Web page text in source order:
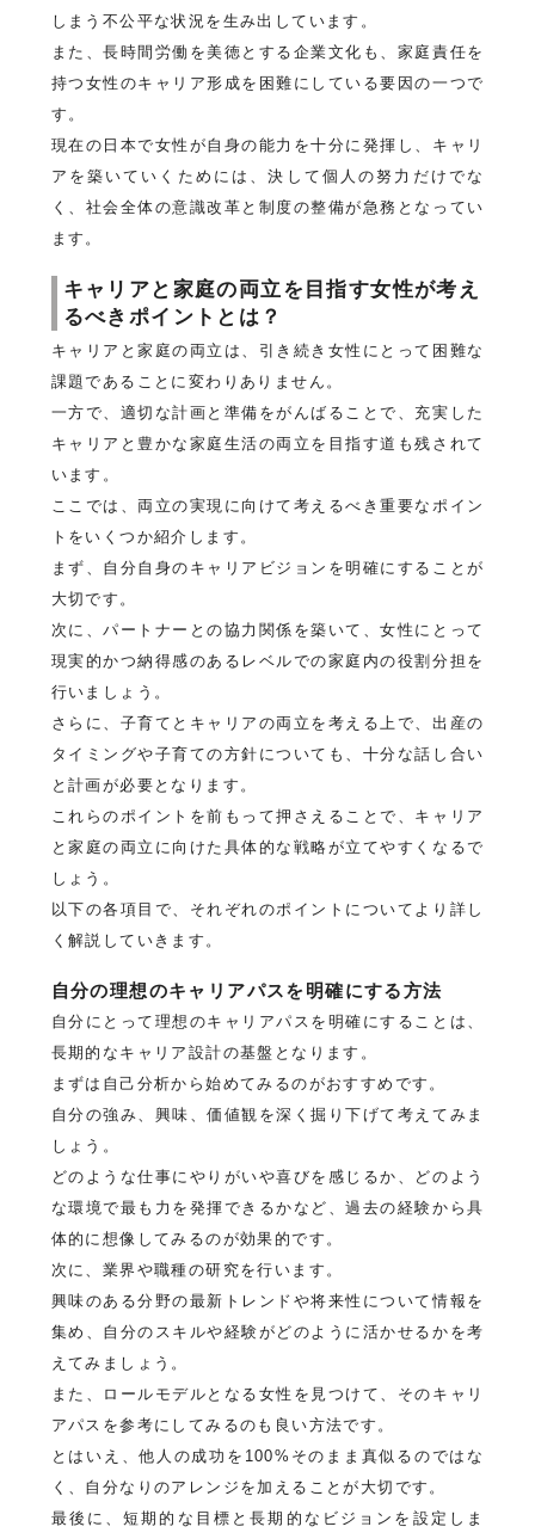
しまう不公平な状況を生み出しています。
また、長時間労働を美徳とする企業文化も、家庭責任を
持つ女性のキャリア形成を困難にしている要因の一つで
す。
現在の日本で女性が自身の能力を十分に発揮し、キャリ
アを築いていくためには、決して個人の努力だけでな
く、社会全体の意識改革と制度の整備が急務となってい
ます。
キャリアと家庭の両立を目指す女性が考え
るべきポイントとは？
キャリアと家庭の両立は、引き続き女性にとって困難な
課題であることに変わりありません。
一方で、適切な計画と準備をがんばることで、充実した
キャリアと豊かな家庭生活の両立を目指す道も残されて
います。
ここでは、両立の実現に向けて考えるべき重要なポイン
トをいくつか紹介します。
まず、自分自身のキャリアビジョンを明確にすることが
大切です。
次に、パートナーとの協力関係を築いて、女性にとって
現実的かつ納得感のあるレベルでの家庭内の役割分担を
行いましょう。
さらに、子育てとキャリアの両立を考える上で、出産の
タイミングや子育ての方針についても、十分な話し合い
と計画が必要となります。
これらのポイントを前もって押さえることで、キャリア
と家庭の両立に向けた具体的な戦略が立てやすくなるで
しょう。
以下の各項目で、それぞれのポイントについてより詳し
く解説していきます。
自分の理想のキャリアパスを明確にする方法
自分にとって理想のキャリアパスを明確にすることは、
長期的なキャリア設計の基盤となります。
まずは自己分析から始めてみるのがおすすめです。
自分の強み、興味、価値観を深く掘り下げて考えてみま
しょう。
どのような仕事にやりがいや喜びを感じるか、どのよう
な環境で最も力を発揮できるかなど、過去の経験から具
体的に想像してみるのが効果的です。
次に、業界や職種の研究を行います。
興味のある分野の最新トレンドや将来性について情報を
集め、自分のスキルや経験がどのように活かせるかを考
えてみましょう。
また、ロールモデルとなる女性を見つけて、そのキャリ
アパスを参考にしてみるのも良い方法です。
とはいえ、他人の成功を100%そのまま真似るのではな
く、自分なりのアレンジを加えることが大切です。
最後に、短期的な目標と長期的なビジョンを設定しま